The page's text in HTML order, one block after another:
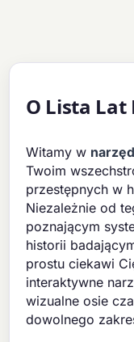
O Lista Lat
Witamy w
Twoim
przestępnych w
Niezależnie od
poznającym
historii
prostu ciekawi
interaktywne
wizualne osie
dowolnego